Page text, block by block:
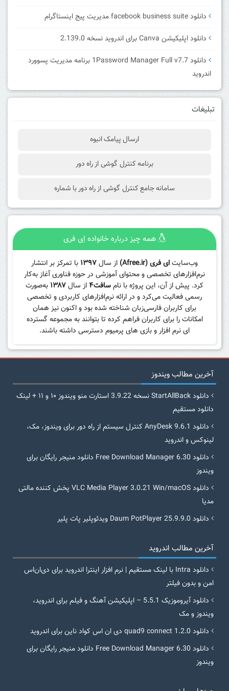
دانلود facebook business suite مدیریت پیج اینستاگرام
دانلود اپلیکیشن Canva برای اندروید نسخه 2.139.0
دانلود 1Password Manager Full v7.7 برنامه مدیریت پسوورد
اندروید
تبلیغات
ارسال پیامک انبوه
برنامه کنترل گوشی از راه دور
سامانه جامع کنترل گوشی از راه دور با شماره
همه چیز درباره خانواده اِی فری
وب‌سایتای فری (Afree.ir) از سال۱۳۹۷ با تمرکز بر انتشار
نرم‌افزارهای تخصصی و محتوای آموزشی در حوزه فناوری آغاز به‌کار
کرد. پیش از آن، این پروژه با نامسافت۴ از سال۱۳۸۷ به‌صورت
رسمی فعالیت می‌کرد و در ارائه نرم‌افزارهای کاربردی و تخصصی
برای کاربران فارسی‌زبان شناخته شده بود و اکنون نیز همان
امکانات را برای کاربران فراهم کرده تا بتوانند به مجموعه گسترده
ای نرم افزار و بازی های پرمیوم دسترسی داشته باشند.
آخرین مطالب ویندوز
دانلود StartAllBack نسخه 3.9.22 استارت منو ویندوز ۱۰ و ۱۱ + لینک
دانلود مستقیم
دانلود AnyDesk 9.6.1 کنترل سیستم از راه دور برای ویندوز، مک،
لینوکس و اندروید
دانلود Free Download Manager 6.30 دانلود منیجر رایگان برای
ویندوز
دانلود VLC Media Player 3.0.21 Win/macOS پخش کننده مالتی
مدیا
دانلود Daum PotPlayer 25.9.9.0 ویدئوپلیر پات پلیر
آخرین مطالب اندروید
دانلود Intra با لینک مستقیم | نرم افزار اینترا اندروید برای دی‌ان‌اس
امن و بدون فیلتر
دانلود آیروموزیک 5.5.1 – اپلیکیشن آهنگ و فیلم برای اندروید،
ویندوز و مک
دانلود quad9 connect 1.2.0 دی ان اس کواد ناین برای اندروید
دانلود Free Download Manager 6.30 دانلود منیجر رایگان برای
ویندوز